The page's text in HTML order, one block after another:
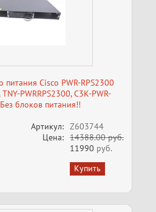
питания Cisco PWR-RPS2300
PWRRPS2300, C3K-PWR-
блоков питания!!
Артикул: Z603744
Цена: 14388.00 руб.
11990 руб.